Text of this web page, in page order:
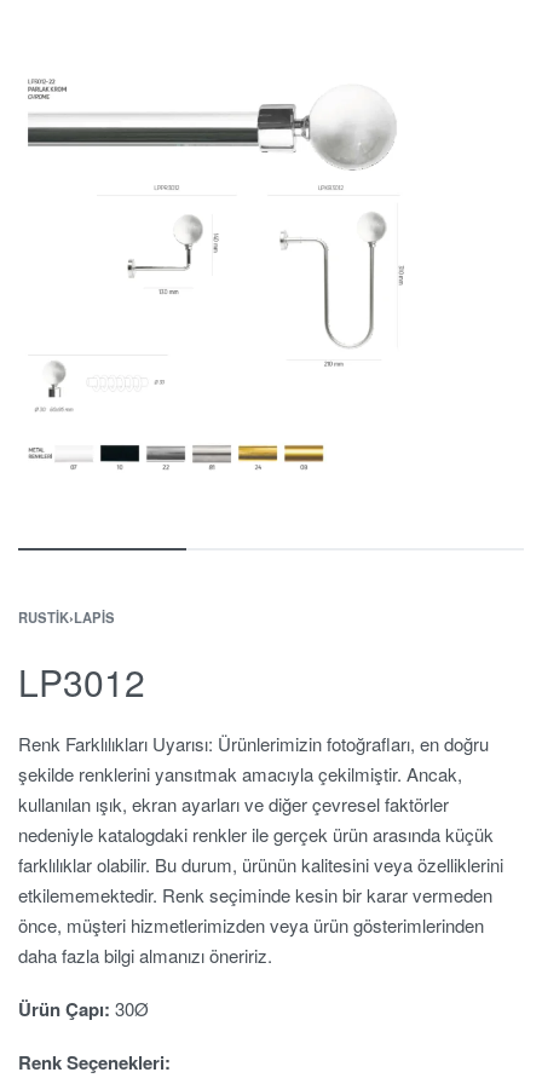
RUSTIK›LAPIS
LP3012
Renk Farklılıkları Uyarısı: Ürünlerimizin fotoğrafları, en doğru
şekilde renklerini yansıtmak amacıyla çekilmiştir. Ancak,
kullanılan ışık, ekran ayarları ve diğer çevresel faktörler
nedeniyle katalogdaki renkler ile gerçek ürün arasında küçük
farklılıklar olabilir. Bu durum, ürünün kalitesini veya özelliklerini
etkilememektedir. Renk seçiminde kesin bir karar vermeden
önce, müşteri hizmetlerimizden veya ürün gösterimlerinden
daha fazla bilgi almanızı öneririz.
Ürün Çapı: 30Ø
Renk Seçenekleri: